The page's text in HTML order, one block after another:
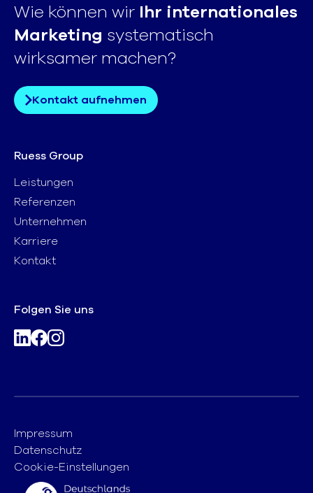
Wie können wir Ihr internationales
Marketing systematisch
wirksamer machen?
Kontakt aufnehmen
Ruess Group
Leistungen
Referenzen
Unternehmen
Karriere
Kontakt
Folgen Sie uns
Impressum
Datenschutz
Cookie-Einstellungen